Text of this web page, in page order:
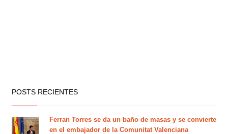
POSTS RECIENTES
Ferran Torres se da un baño de masas y se convierte
en el embajador de la Comunitat Valenciana